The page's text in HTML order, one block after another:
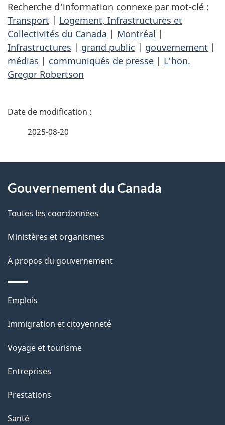
Recherche d'information connexe par mot-clé :
Transport | Logement, Infrastructures et
Collectivités du Canada | Montréal |
Infrastructures | grand public | gouvernement |
médias | communiqués de presse | L'hon.
Gregor Robertson
D
i
l
s
d
e
l
a
p
a
g
e
2025-08-20
propos
de
ce
site
Gouvernement du Canada
Toutes les coordonnées
Ministères et organismes
À propos du gouvernement
Thèmes
sujets
Emplois
Immigration et citoyenneté
Voyage et tourisme
Entreprises
Prestations
Santé